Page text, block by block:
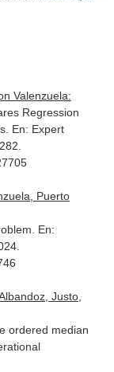
Valenzuela:
Regression
En: Expert
Puerto
En:
Justo,
ordered median